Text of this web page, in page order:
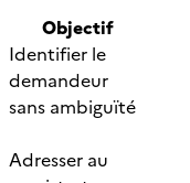
Objectif
Identifier le
demandeur
sans ambiguïté
Adresser au